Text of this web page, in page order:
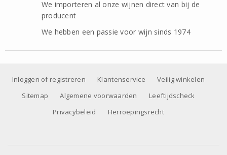
We importeren al onze wijnen direct van bij de
producent
We hebben een passie voor wijn sinds 1974
Inloggen of registreren Klantenservice
Veilig winkelen
Sitemap
Algemene voorwaarden
Leeftijdscheck
Privacybeleid
Herroepingsrecht